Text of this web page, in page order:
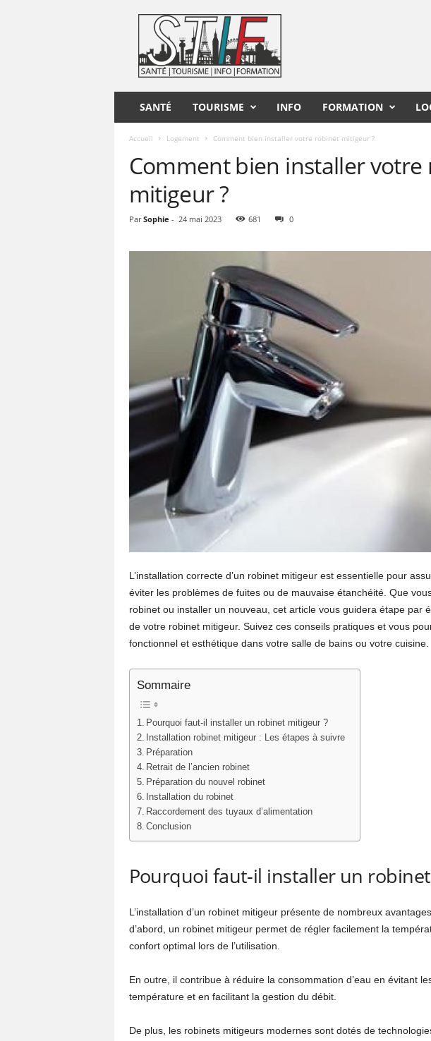
SANTÉ TOURISME INFO FORMATION
Accueil Logement Comment bien installer votre robinet mitigeur ?
Comment bien installer
mitigeur ?
Par Sophie - 24 mai 2023 681 0
L’installation correcte d’un robinet mitigeur est essentielle pour
éviter les problèmes de fuites ou de mauvaise étanchéité. Que
robinet ou installer un nouveau, cet article vous guidera étape par
de votre robinet mitigeur. Suivez ces conseils pratiques et vous
fonctionnel et esthétique dans votre salle de bains ou votre cuisine.
Sommaire
Pourquoi faut-il installer un robinet mitigeur ?
Installation robinet mitigeur : Les étapes à suivre
Préparation
Retrait de l’ancien robinet
Préparation du nouvel robinet
Installation du robinet
Raccordement des tuyaux d’alimentation
Conclusion
Pourquoi faut-il installer un
L’installation d’un robinet mitigeur présente de nombreux
d’abord, un robinet mitigeur permet de régler facilement la
confort optimal lors de l’utilisation.
En outre, il contribue à réduire la consommation d’eau en évitant
température et en facilitant la gestion du débit.
De plus, les robinets mitigeurs modernes sont dotés de